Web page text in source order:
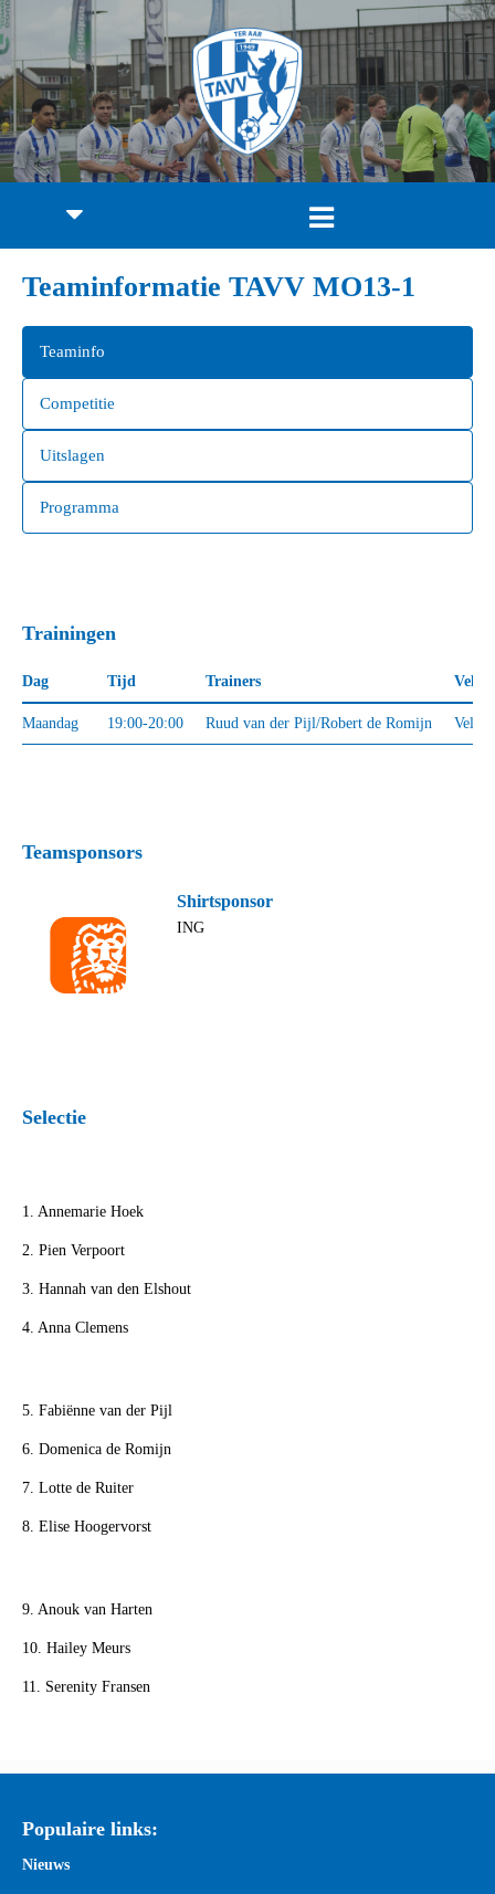
Teaminformatie TAVV MO13-1
Teaminfo
Competitie
Uitslagen
Programma
Trainingen
Dag Tijd Trainers Veld
Maandag 19:00-20:00 Ruud van der Pijl/Robert de Romijn Veld 2
Teamsponsors
Shirtsponsor
ING
Selectie
1. Annemarie Hoek
2. Pien Verpoort
3. Hannah van den Elshout
4. Anna Clemens
5. Fabiënne van der Pijl
6. Domenica de Romijn
7. Lotte de Ruiter
8. Elise Hoogervorst
9. Anouk van Harten
10. Hailey Meurs
11. Serenity Fransen
Populaire links:
Nieuws